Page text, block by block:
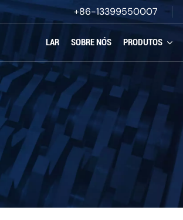
+86-13399550007
LAR SOBRE NÓS PRODUTOS